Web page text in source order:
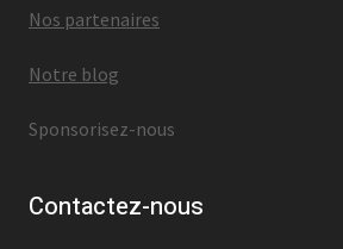
Nos partenaires
Notre blog
Sponsorisez-nous
Contactez-nous